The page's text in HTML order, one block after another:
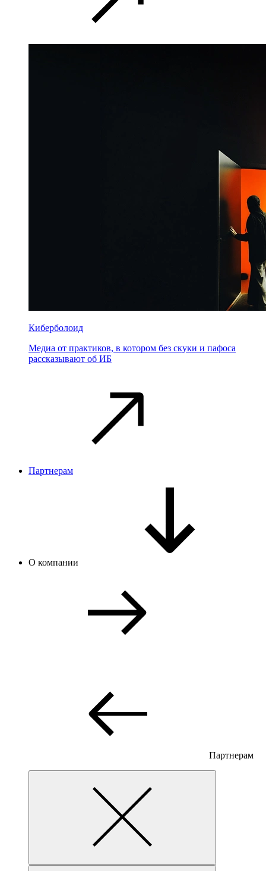
Киберболоид
Медиа от практиков, в котором без скуки и пафоса
рассказывают об ИБ
Партнерам
О компании
Партнерам